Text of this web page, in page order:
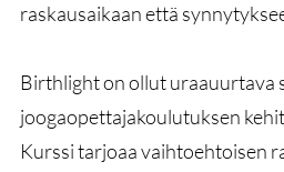
raskausaikaan että
Birthlight on ollut uraauurtava
joogaopettajakoulutuksen
Kurssi tarjoaa vaihtoehtoisen